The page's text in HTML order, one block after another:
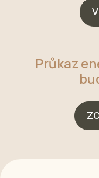
Průkaz